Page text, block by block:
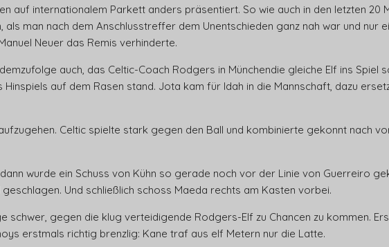
auf internationalem Parkett anders präsentiert. So wie auch in den letzten 20
als man nach dem Anschlusstreffer dem Unentschieden ganz nah war und nur
Neuer das Remis verhinderte.
auch, das Celtic-Coach Rodgers in Münchendie gleiche Elf ins Spiel
Hinspiels auf dem Rasen stand. Jota kam für Idah in die Mannschaft, dazu
Celtic spielte stark gegen den Ball und kombinierte gekonnt nach
wurde ein Schuss von Kühn so gerade noch vor der Linie von Guerreiro
Und schließlich schoss Maeda rechts am Kasten vorbei.
schwer, gegen die klug verteidigende Rodgers-Elf zu Chancen zu kommen.
erstmals richtig brenzlig: Kane traf aus elf Metern nur die Latte.